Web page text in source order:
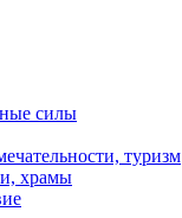
силы
туризм
храмы